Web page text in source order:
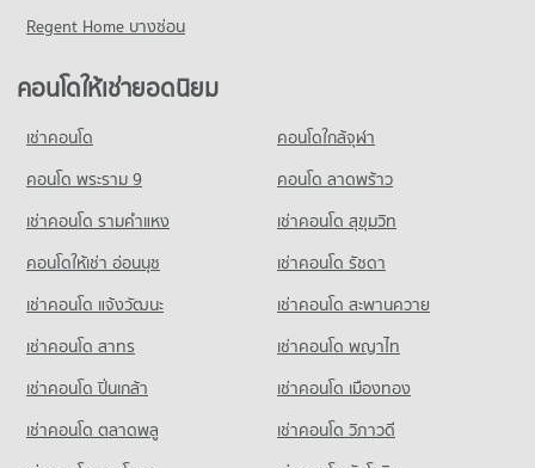
คอนโดให้เช่า ม.กรุงเทพ กล้วยน้ำไท
มีคอนโดให้เช่า 51,653 ประกาศ
ขายคอนโด ม.กรุงเทพ กล้วยน้ำไท
มีคอนโดขาย 18,536 ประกาศ
คอนโด โรงเรียนเซนต์แอนดรูส์อินเตอร์เนชันแนล กรุงเทพ
คอนโดให้เช่า โรงเรียนเซนต์แอนดรูส์อินเตอร์เนชันแนล กรุงเทพ
มีคอนโดให้เช่า 38,500 ประกาศ
ขายคอนโด โรงเรียนเซนต์แอนดรูส์อินเตอร์เนชันแนล กรุงเทพ
มีคอนโดขาย 13,971 ประกาศ
892 โครงการ
คอนโดให้เช่า รร.ไทยคริสเตียน
คอนโด บิ๊กซี เอ็กซ์ตร้า อ่อนนุช
คอนโดให้เช่า บิ๊กซี เอ็กซ์ตร้า อ่อนนุช
มีคอนโดให้เช่า 40,629 ประกาศ
มีคอนโดขาย 14,707 ประกาศ
ขายคอนโด เขตคลองเตย
มีคอนโดขาย 9,088 ประกาศ
คอนโด ถนนพระราม 4
คอนโดให้เช่า ถนนพระราม 4
มีคอนโดให้เช่า 41,612 ประกาศ
ขายคอนโด ถนนพระราม 4
มีคอนโดขาย 16,288 ประกาศ
คอนโด ถนนสุขุมวิท
1,498 โครงการ
คอนโดให้เช่า ถนนสุขุมวิท
ขายคอนโด ถนนสุขุมวิท
มีคอนโดขาย 26,771 ประกาศ
Regent Home บางซ่อน
คอนโดให้เช่ายอดนิยม
เช่าคอนโด
คอนโดใกล้จุฬา
คอนโด พระราม 9
คอนโด ลาดพร้าว
เช่าคอนโด รามคําแหง
เช่าคอนโด สุขุมวิท
คอนโดให้เช่า อ่อนนุช
เช่าคอนโด รัชดา
เช่าคอนโด แจ้งวัฒนะ
เช่าคอนโด สะพานควาย
เช่าคอนโด สาทร
เช่าคอนโด พญาไท
เช่าคอนโด ปิ่นเกล้า
เช่าคอนโด เมืองทอง
เช่าคอนโด ตลาดพลู
เช่าคอนโด วิภาวดี